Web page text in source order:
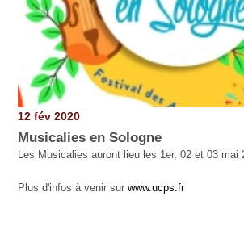
12 fév 2020
Musicalies en Sologne
Les Musicalies auront lieu les 1er, 02 et 03 mai
Plus d'infos à venir sur www.ucps.fr